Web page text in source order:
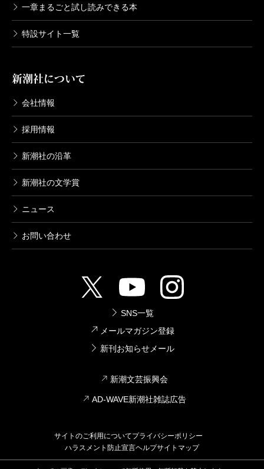
一章まるごと試し読みできる本
特設サイト一覧
新潮社について
会社情報
採用情報
新潮社の沿革
新潮社の文学賞
ニュース
お問い合わせ
SNS一覧
メールマガジン登録
新刊お知らせメール
新潮文芸振興会
AD-WAVE新潮社雑誌広告
サイトのご利用についてプライバシーポリシー
ハラスメント防止宣言ヘルプサイトマップ